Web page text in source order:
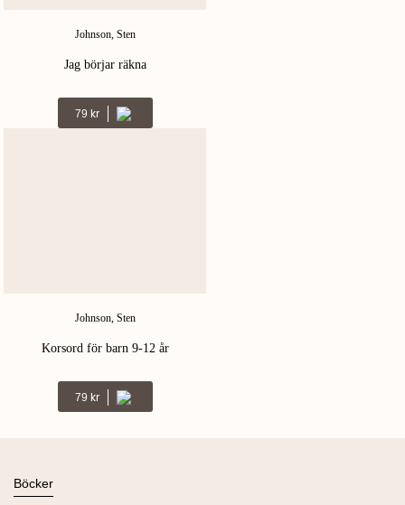
Johnson, Sten
Jag börjar räkna
79 Kr
Johnson, Sten
Korsord för barn 9-12 år
79 Kr
Böcker